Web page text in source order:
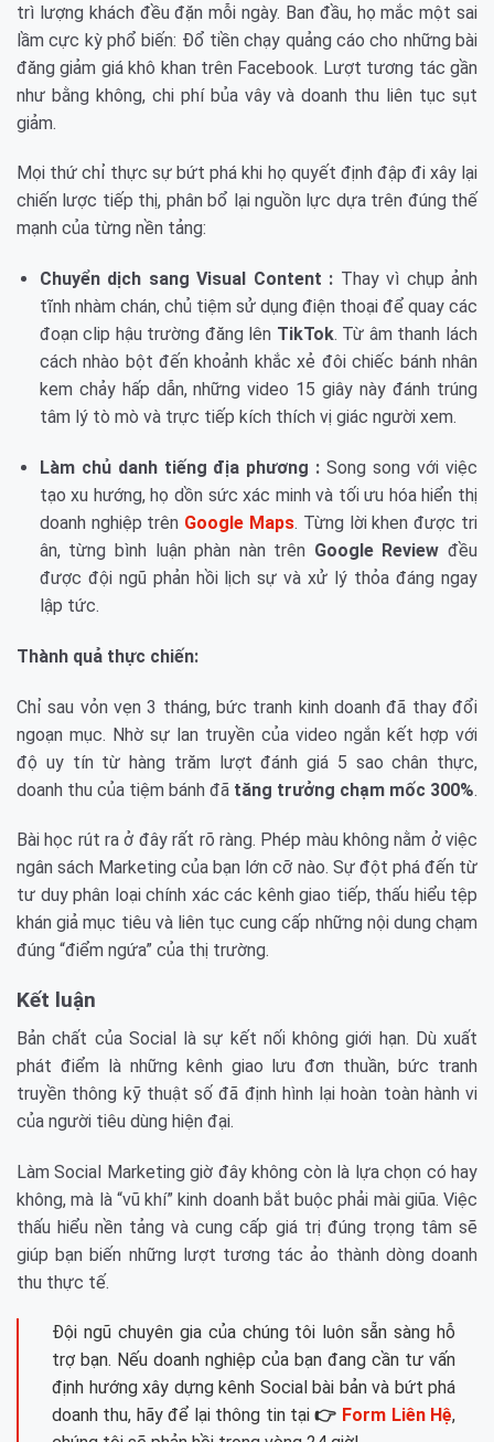
trì lượng khách đều đặn mỗi ngày. Ban đầu, họ mắc một sai
lầm cực kỳ phổ biến: Đổ tiền chạy quảng cáo cho những bài
đăng giảm giá khô khan trên Facebook. Lượt tương tác gần
như bằng không, chi phí bủa vây và doanh thu liên tục sụt
giảm.
Mọi thứ chỉ thực sự bứt phá khi họ quyết định đập đi xây lại
chiến lược tiếp thị, phân bổ lại nguồn lực dựa trên đúng thế
mạnh của từng nền tảng:
Chuyển dịch sang Visual Content : Thay vì chụp ảnh
tĩnh nhàm chán, chủ tiệm sử dụng điện thoại để quay các
đoạn clip hậu trường đăng lên TikTok. Từ âm thanh lách
cách nhào bột đến khoảnh khắc xẻ đôi chiếc bánh nhân
kem chảy hấp dẫn, những video 15 giây này đánh trúng
tâm lý tò mò và trực tiếp kích thích vị giác người xem.
Làm chủ danh tiếng địa phương : Song song với việc
tạo xu hướng, họ dồn sức xác minh và tối ưu hóa hiển thị
doanh nghiệp trên Google Maps. Từng lời khen được tri
ân, từng bình luận phàn nàn trên Google Review đều
được đội ngũ phản hồi lịch sự và xử lý thỏa đáng ngay
lập tức.
Thành quả thực chiến:
Chỉ sau vỏn vẹn 3 tháng, bức tranh kinh doanh đã thay đổi
ngoạn mục. Nhờ sự lan truyền của video ngắn kết hợp với
độ uy tín từ hàng trăm lượt đánh giá 5 sao chân thực,
doanh thu của tiệm bánh đã tăng trưởng chạm mốc 300%.
Bài học rút ra ở đây rất rõ ràng. Phép màu không nằm ở việc
ngân sách Marketing của bạn lớn cỡ nào. Sự đột phá đến từ
tư duy phân loại chính xác các kênh giao tiếp, thấu hiểu tệp
khán giả mục tiêu và liên tục cung cấp những nội dung chạm
đúng “điểm ngứa” của thị trường.
Kết luận
Bản chất của Social là sự kết nối không giới hạn. Dù xuất
phát điểm là những kênh giao lưu đơn thuần, bức tranh
truyền thông kỹ thuật số đã định hình lại hoàn toàn hành vi
của người tiêu dùng hiện đại.
Làm Social Marketing giờ đây không còn là lựa chọn có hay
không, mà là “vũ khí” kinh doanh bắt buộc phải mài giũa. Việc
thấu hiểu nền tảng và cung cấp giá trị đúng trọng tâm sẽ
giúp bạn biến những lượt tương tác ảo thành dòng doanh
thu thực tế.
Đội ngũ chuyên gia của chúng tôi luôn sẵn sàng hỗ
trợ bạn. Nếu doanh nghiệp của bạn đang cần tư vấn
định hướng xây dựng kênh Social bài bản và bứt phá
doanh thu, hãy để lại thông tin tại👉 Form Liên Hệ,